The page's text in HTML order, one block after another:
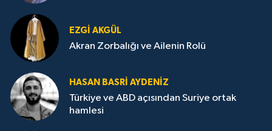
EZGI AKGÜL
Akran Zorbalığı ve Ailenin Rolü
HASAN BASRI AYDENIZ
Türkiye ve ABD açısından Suriye ortak
hamlesi